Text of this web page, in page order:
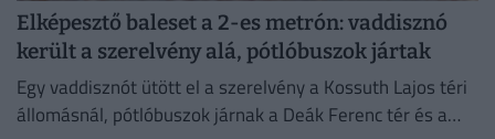
Elképesztő baleset a 2-es metrón: vaddisznó
került a szerelvény alá, pótlóbuszok jártak
Egy vaddisznót ütött el a szerelvény a Kossuth Lajos téri
állomásnál, pótlóbuszok járnak a Deák Ferenc tér és a